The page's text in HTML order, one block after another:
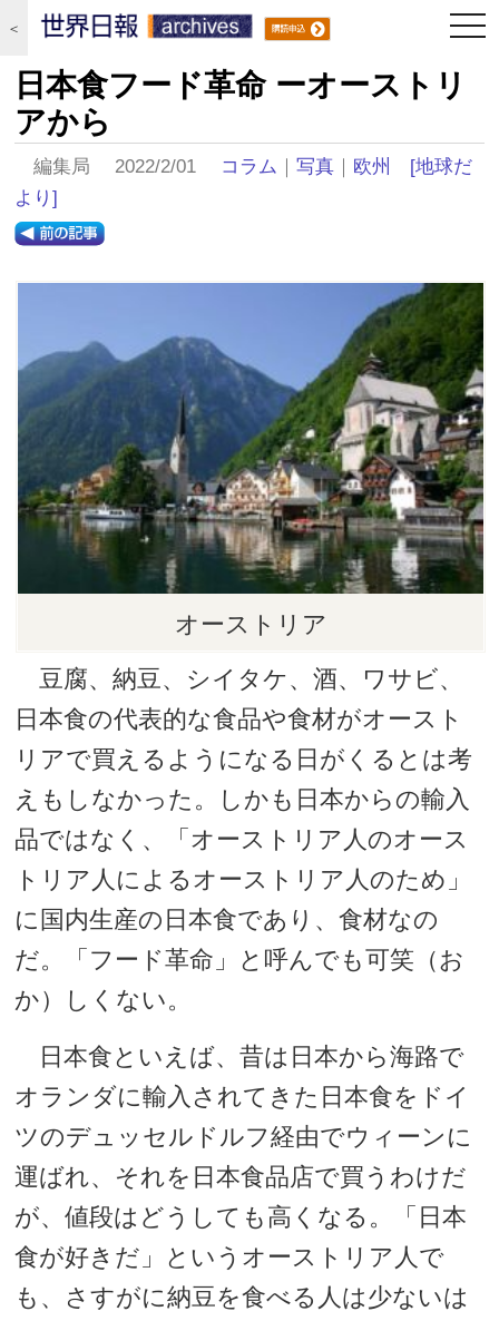
＜
日本食フード革命 ーオーストリ
アから
編集局 2022/2/01 コラム ｜写真 ｜ 欧州
[地球だ
より]
オーストリア
豆腐、納豆、シイタケ、酒、ワサビ、
日本食の代表的な食品や食材がオースト
リアで買えるようになる日がくるとは考
えもしなかった。しかも日本からの輸入
品ではなく、「オーストリア人のオース
トリア人によるオーストリア人のため」
に国内生産の日本食であり、食材なの
だ。「フード革命」と呼んでも可笑（お
か）しくない。
日本食といえば、昔は日本から海路で
オランダに輸入されてきた日本食をドイ
ツのデュッセルドルフ経由でウィーンに
運ばれ、それを日本食品店で買うわけだ
が、値段はどうしても高くなる。「日本
食が好きだ」というオーストリア人で
も、さすがに納豆を食べる人は少ないは